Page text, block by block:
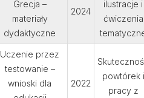
Grecja –
materiały
dydaktyczne
2024
ilustracje i
ćwiczenia
Uczenie przez
testowanie –
wnioski dla
2022
powtórek i
pracy z